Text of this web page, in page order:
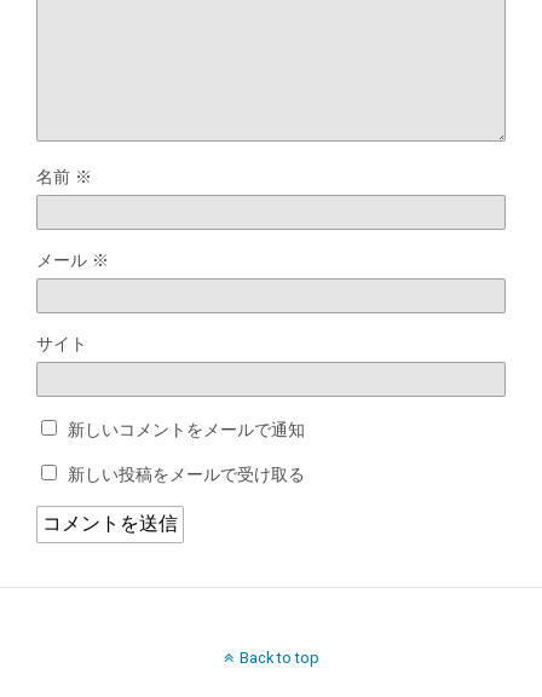
名前 ※
メール ※
サイト
新しいコメントをメールで通知
新しい投稿をメールで受け取る
Back to top